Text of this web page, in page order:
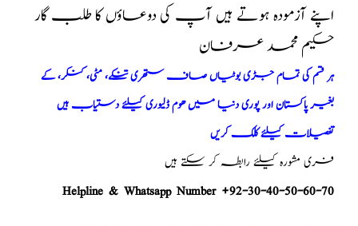
اپنے آزمودہ ہوتے ہیں آپ کی دوعاؤں کا طلب گار
حکیم محمد عرفان
ہر قسم کی تمام جڑی بوٹیاں صاف ستھری تنکے، مٹی، کنکر، کے
بغیر پاکستان اور پوری دنیا میں ھوم ڈلیوری کیلئے دستیاب ہیں
تفصیلات کیلئے کلک کریں
فری مشورہ کیلئے رابطہ کر سکتے ہیں
Helpline & Whatsapp Number +92-30-40-50-60-70